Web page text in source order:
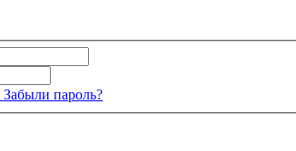
Забыли пароль?